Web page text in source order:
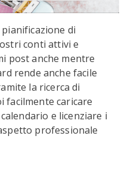
di
conti attivi e
post anche mentre
rende anche facile
la ricerca di
facilmente caricare
e licenziare i
professionale